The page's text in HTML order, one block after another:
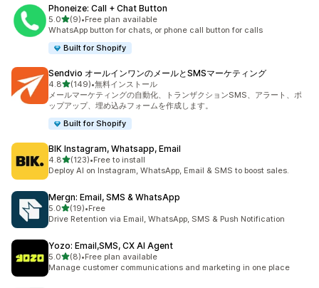
Phoneize: Call + Chat Button
5.05つ星中
(9)
合計レビュー数：9件
•Free plan available
WhatsApp button for chats, or phone call button for calls
Built for Shopify
Sendvio オールインワンのメールとSMSマーケティング
4.85つ星中
(149)
合計レビュー数：149件
•無料インストール
メールマーケティングの自動化、トランザクションSMS、アラート、ポ
ップアップ、埋め込みフォームを作成します。
Built for Shopify
BIK Instagram, Whatsapp, Email
4.85つ星中
(123)
合計レビュー数：123件
•Free to install
Deploy AI on Instagram, WhatsApp, Email & SMS to boost sales.
Mergn: Email, SMS & WhatsApp
5.05つ星中
(19)
合計レビュー数：19件
•Free
Drive Retention via Email, WhatsApp, SMS & Push Notification
Yozo: Email,SMS, CX AI Agent
5.05つ星中
(8)
合計レビュー数：8件
•Free plan available
Manage customer communications and marketing in one place